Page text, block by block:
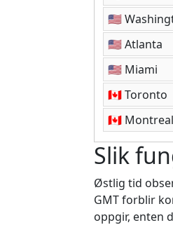
🇺🇸
🇺🇸 Atlanta
🇺🇸 Miami
🇨🇦 Toronto
🇨🇦 Montreal
Slik
Østlig tid
GMT forblir
oppgir, enten